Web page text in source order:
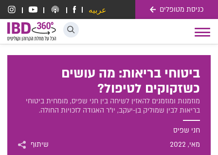
כניסת מטופלים
عربيه
דלג לתוכן
Toggle
navigation
ביטוחי בריאות: מה עושים
כשזקוקים לטיפול?
מוזמנות ומוזמנים להאזין לשיחה בין חני שפיס, מומחית ביטוחי
בריאות לבין שמוליק בן-יעקב, יו"ר האגודה לזכויות החולה.
חני שפיס
מאי, 2022 שיתוף